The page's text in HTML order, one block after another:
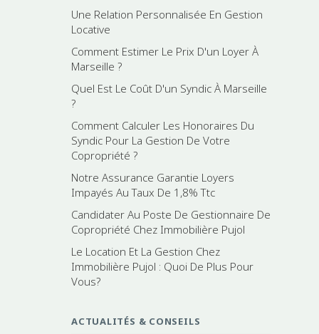
Une Relation Personnalisée En Gestion
Locative
Comment Estimer Le Prix D'un Loyer À
Marseille ?
Quel Est Le Coût D'un Syndic À Marseille
?
Comment Calculer Les Honoraires Du
Syndic Pour La Gestion De Votre
Copropriété ?
Notre Assurance Garantie Loyers
Impayés Au Taux De 1,8% Ttc
Candidater Au Poste De Gestionnaire De
Copropriété Chez Immobilière Pujol
Le Location Et La Gestion Chez
Immobilière Pujol : Quoi De Plus Pour
Vous?
ACTUALITÉS & CONSEILS